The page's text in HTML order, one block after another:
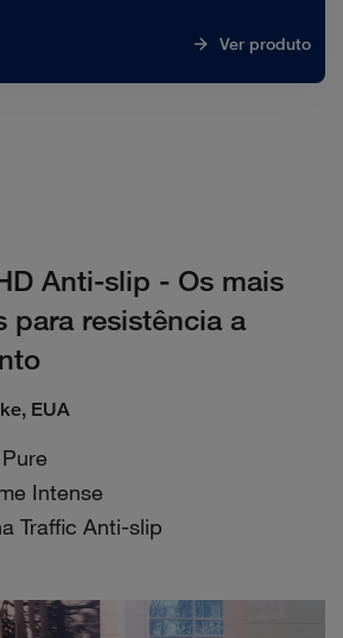
Ver produto
Anti-slip - Os mais
para resistência a
EUA
Intense
Traffic Anti-slip